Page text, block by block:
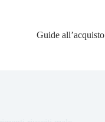
Guide all’acquisto